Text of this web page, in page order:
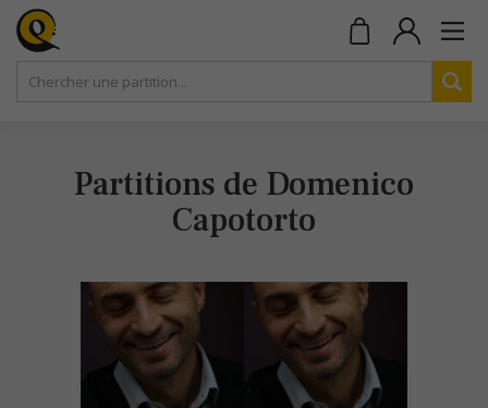
Partitions de Domenico
Capotorto